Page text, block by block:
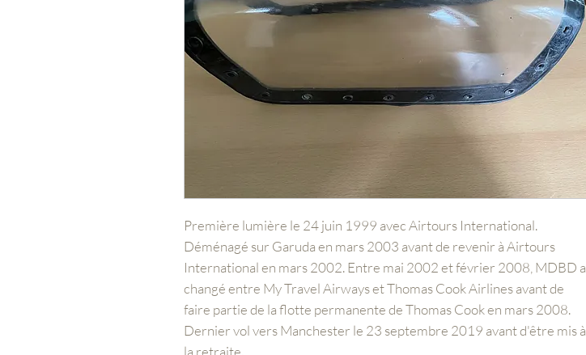
Première lumière le 24 juin 1999 avec Airtours International.
Déménagé sur Garuda en mars 2003 avant de revenir à Airtours
International en mars 2002. Entre mai 2002 et février 2008, MDBD a
changé entre My Travel Airways et Thomas Cook Airlines avant de
faire partie de la flotte permanente de Thomas Cook en mars 2008.
Dernier vol vers Manchester le 23 septembre 2019 avant d'être mis à
la retraite.